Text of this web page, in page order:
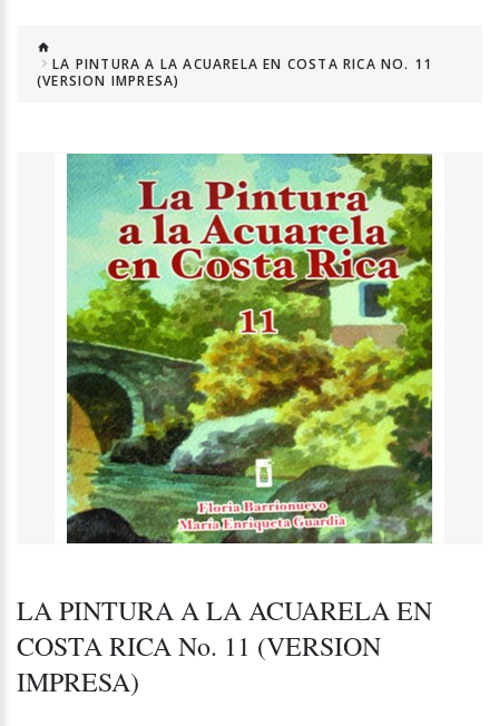
LA PINTURA A LA ACUARELA EN COSTA RICA NO. 11
(VERSION IMPRESA)
LA PINTURA A LA ACUARELA EN
COSTA RICA No. 11 (VERSION
IMPRESA)